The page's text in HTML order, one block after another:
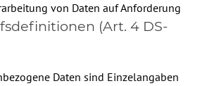
von Daten auf Anforderung
(Art. 4 DS-
Daten sind Einzelangaben